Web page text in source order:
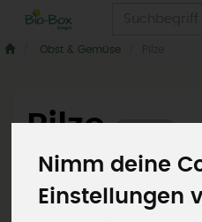
Nimm deine
Einstellungen
Obst & Gemüse
Pilze 5 von 964